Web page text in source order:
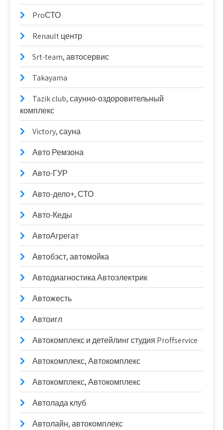
ProСТО
Renault центр
Srt-team, автосервис
Takayama
Tazik club, саунно-оздоровительный
комплекс
Victory, сауна
Авто Ремзона
Авто-ГУР
Авто-дело+, СТО
Авто-Кеды
АвтоАгрегат
Автобэст, автомойка
Автодиагностика Автоэлектрик
Автожесть
Автоигл
Автокомплекс и детейлинг студия Proffservice
Автокомплекс, Автокомплекс
Автокомплекс, Автокомплекс
Автолада клуб
Автолайн, автокомплекс